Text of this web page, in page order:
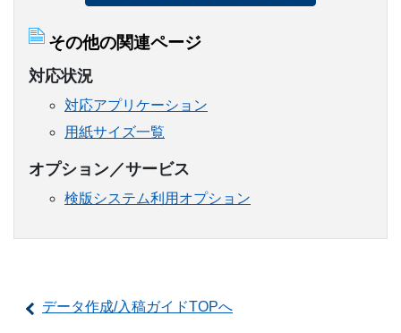
その他の関連ページ
対応状況
対応アプリケーション
用紙サイズ一覧
オプション／サービス
検版システム利用オプション
データ作成/入稿ガイドTOPへ